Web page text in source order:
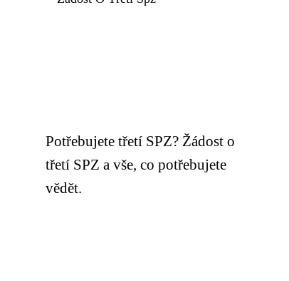
Potřebujete třetí SPZ? Žádost o
třetí SPZ a vše, co potřebujete
vědět.